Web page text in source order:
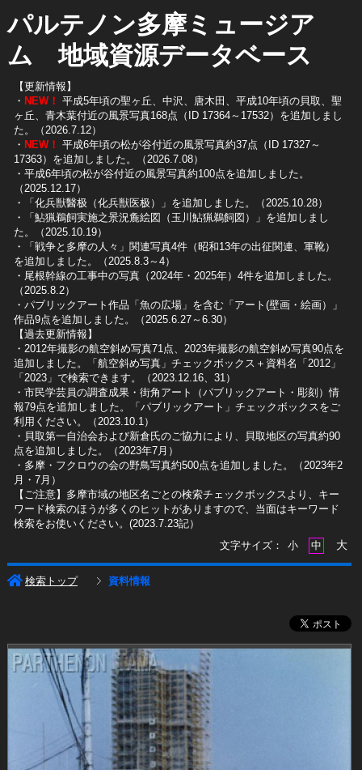
パルテノン多摩ミュージア
ム 地域資源データベース
【更新情報】
・ NEW！ 平成5年頃の聖ヶ丘、中沢、唐木田、平成10年頃の貝取、聖
ヶ丘、青木葉付近の風景写真168点（ID 17364～17532）を追加しまし
た。（2026.7.12）
・ NEW！ 平成6年頃の松が谷付近の風景写真約37点（ID 17327～
17363）を追加しました。（2026.7.08）
・平成6年頃の松が谷付近の風景写真約100点を追加しました。
（2025.12.17）
・「化兵獣醫极（化兵獣医极）」を追加しました。（2025.10.28）
・「鮎猟鵜飼実施之景況麁絵図（玉川鮎猟鵜飼図）」を追加しまし
た。（2025.10.19）
​・「戦争と多摩の人々」関連写真4件（昭和13年の出征関連、軍靴）
を追加しました。（2025.8.3～4）
​・尾根幹線の工事中の写真（2024年・2025年）4件を追加しました。
（2025.8.2）
​・パブリックアート作品「魚の広場」を含む「アート(壁画・絵画）」
作品9点を追加しました。（2025.6.27～6.30）
【過去更新情報】
・2012年撮影の航空斜め写真71点、2023年撮影の航空斜め写真90点を
追加しました。「航空斜め写真」チェックボックス＋資料名「2012」
「2023」で検索できます。（2023.12.16、31）
​・市民学芸員の調査成果・街角アート（パブリックアート・彫刻）情
報79点を追加しました。「パブリックアート」チェックボックスをご
利用ください。（2023.10.1）
・貝取第一自治会および新倉氏のご協力により、貝取地区の写真約90
点を追加しました。（2023年7月）
・多摩・フクロウの会の野鳥写真約500点を追加しました。（2023年2
月・7月）
【ご注意】多摩市域の地区名ごとの検索チェックボックスより、キー
ワード検索のほうが多くのヒットがありますので、当面はキーワード
検索をお使いください。(2023.7.23記）
文字サイズ：
小 中 大
検索トップ 資料情報